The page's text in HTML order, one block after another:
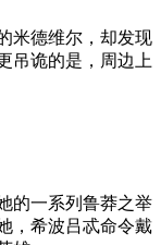
米德维尔，却发现
吊诡的是，周边上
的一系列鲁莽之举
，希波吕忒命令戴